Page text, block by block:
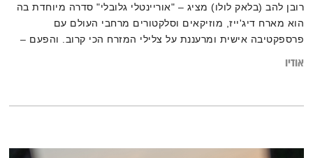
רובן להב (בלאק לולו) מציג – "אוריינטלי גלובלי" סדרה מיוחדת בה
הוא מארח דיג'ייז, מוזיקאים וסלקטורים מרחבי העולם עם
פרספקטיבה אישית ומרעננת על צלילי המזרח הכי קרוב. והפעם –
אודיו